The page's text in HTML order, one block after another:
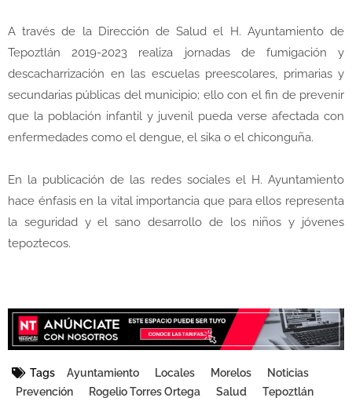
A través de la Dirección de Salud el H. Ayuntamiento de
Tepoztlán 2019-2023 realiza jornadas de fumigación y
descacharrización en las escuelas preescolares, primarias y
secundarias públicas del municipio; ello con el fin de prevenir
que la población infantil y juvenil pueda verse afectada con
enfermedades como el dengue, el sika o el chiconguña.
En la publicación de las redes sociales el H. Ayuntamiento
hace énfasis en la vital importancia que para ellos representa
la seguridad y el sano desarrollo de los niños y jóvenes
tepoztecos.
Tags Ayuntamiento Locales Morelos
Noticias
Prevención
Rogelio Torres Ortega Salud Tepoztlán